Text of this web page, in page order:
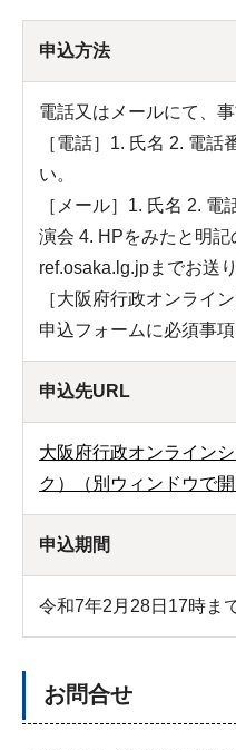
申込方法
電話又はメールにて、
［電話］1. 氏名 2. 電話
い。
［メール］1. 氏名 2.
演会 4. HPをみたと明
ref.osaka.lg.jpまでお送
［大阪府行政オンライ
申込フォームに必須事
申込先URL
大阪府行政オンライン
ク）（別ウィンドウで開
申込期間
令和7年2月28日17時ま
お問合せ